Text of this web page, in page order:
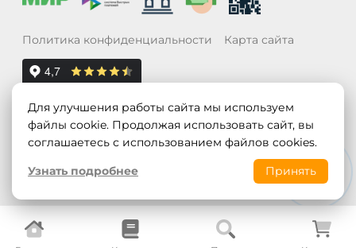
Политика конфиденциальности Карта сайта
Для улучшения работы сайта мы используем
файлы cookie. Продолжая использовать сайт, вы
соглашаетесь с использованием файлов cookies.
Узнать подробнее
Принять